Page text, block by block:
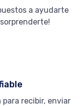
a ayudarte
sorprenderte!
recibir, enviar